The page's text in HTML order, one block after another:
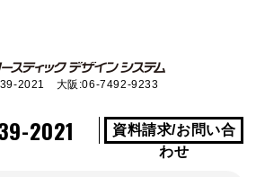
2021 大阪:06-7492-9233
2021
資料請求/お問い合
わせ